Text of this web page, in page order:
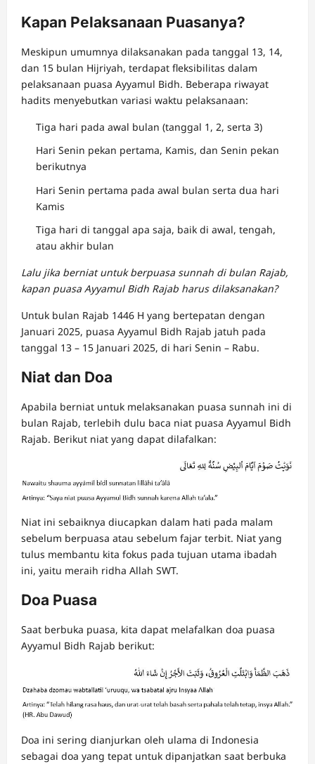
Kapan Pelaksanaan Puasanya?
Meskipun umumnya dilaksanakan pada tanggal 13, 14,
dan 15 bulan Hijriyah, terdapat fleksibilitas dalam
pelaksanaan puasa Ayyamul Bidh. Beberapa riwayat
hadits menyebutkan variasi waktu pelaksanaan:
Tiga hari pada awal bulan (tanggal 1, 2, serta 3)
Hari Senin pekan pertama, Kamis, dan Senin pekan
berikutnya
Hari Senin pertama pada awal bulan serta dua hari
Kamis
Tiga hari di tanggal apa saja, baik di awal, tengah,
atau akhir bulan
Lalu jika berniat untuk berpuasa sunnah di bulan Rajab,
kapan puasa Ayyamul Bidh Rajab harus dilaksanakan?
Untuk bulan Rajab 1446 H yang bertepatan dengan
Januari 2025, puasa Ayyamul Bidh Rajab jatuh pada
tanggal 13 – 15 Januari 2025, di hari Senin – Rabu.
Niat dan Doa
Apabila berniat untuk melaksanakan puasa sunnah ini di
bulan Rajab, terlebih dulu baca niat puasa Ayyamul Bidh
Rajab. Berikut niat yang dapat dilafalkan:
Niat ini sebaiknya diucapkan dalam hati pada malam
sebelum berpuasa atau sebelum fajar terbit. Niat yang
tulus membantu kita fokus pada tujuan utama ibadah
ini, yaitu meraih ridha Allah SWT.
Doa Puasa
Saat berbuka puasa, kita dapat melafalkan doa puasa
Ayyamul Bidh Rajab berikut:
Doa ini sering dianjurkan oleh ulama di Indonesia
sebagai doa yang tepat untuk dipanjatkan saat berbuka